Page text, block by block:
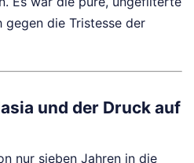
gegen die Tristesse der
und der Druck auf
nur sieben Jahren in die